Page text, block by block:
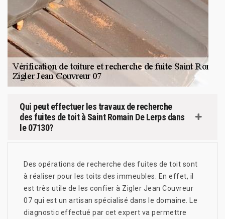
Qui peut effectuer les travaux de recherche
des fuites de toit à Saint Romain De Lerps dans
le 07130?
Des opérations de recherche des fuites de toit sont
à réaliser pour les toits des immeubles. En effet, il
est très utile de les confier à Zigler Jean Couvreur
07 qui est un artisan spécialisé dans le domaine. Le
diagnostic effectué par cet expert va permettre